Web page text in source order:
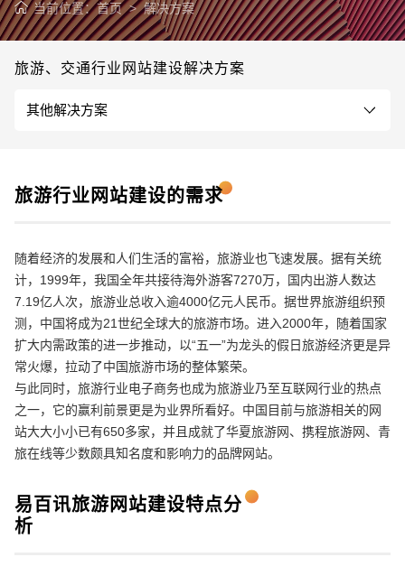
当前位置：首页>解决方案
旅游、交通行业网站建设解决方案
其他解决方案
旅游行业 网站建设的需求
随着经济的发展和人们生活的富裕，旅游业也飞速发展。据有关统
计，1999年，我国全年共接待海外游客7270万，国内出游人数达
7.19亿人次，旅游业总收入逾4000亿元人民币。据世界旅游组织预
测，中国将成为21世纪全球大的旅游市场。进入2000年，随着国家
扩大内需政策的进一步推动，以“五一”为龙头的假日旅游经济更是异
常火爆，拉动了中国旅游市场的整体繁荣。
与此同时，旅游行业电子商务也成为旅游业乃至互联网行业的热点
之一，它的赢利前景更是为业界所看好。中国目前与旅游相关的网
站大大小小已有650多家，并且成就了华夏旅游网、携程旅游网、青
旅在线等少数颇具知名度和影响力的品牌网站。
易百讯旅游 网站建设特点分
析
电话